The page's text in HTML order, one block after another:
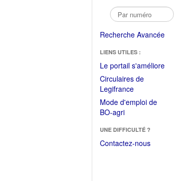
Recherche Avancée
LIENS UTILES :
Le portail s'améliore(Fichier
Circulaires de
Legifrance(Ouvrir
dans
une
fenêtre)
Mode d'emploi de
BO-agri(Ouvrir
une
nouvelle
UNE DIFFICULTÉ ?
Contactez-nous